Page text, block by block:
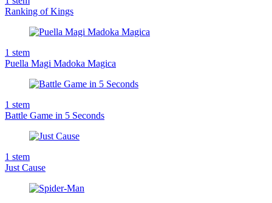
Ranking of Kings
1 stem
Puella Magi Madoka Magica
1 stem
Battle Game in 5 Seconds
1 stem
Just Cause